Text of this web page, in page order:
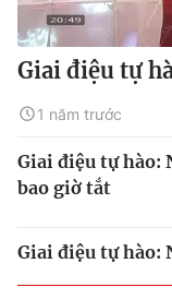
Giai điệu tự
1 năm trước
Giai điệu tự hào:
bao giờ tắt
Giai điệu tự hào: